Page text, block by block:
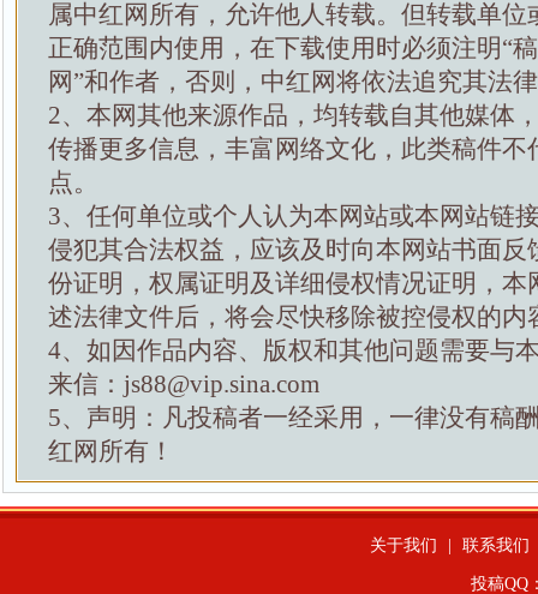
属中红网所有，允许他人转载。但转载单位
正确范围内使用，在下载使用时必须注明“
网”和作者，否则，中红网将依法追究其法
2、本网其他来源作品，均转载自其他媒体
传播更多信息，丰富网络文化，此类稿件不
点。
3、任何单位或个人认为本网站或本网站链
侵犯其合法权益，应该及时向本网站书面反
份证明，权属证明及详细侵权情况证明，本
述法律文件后，将会尽快移除被控侵权的内
4、如因作品内容、版权和其他问题需要与
来信：js88@vip.sina.com
5、声明：凡投稿者一经采用，一律没有稿
红网所有！
关于我们 联系我们
投稿QQ